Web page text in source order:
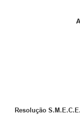
Resolução